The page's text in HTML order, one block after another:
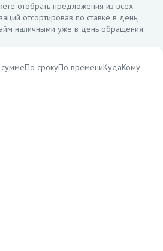
отобрать предложения из всех
отсортировав по ставке в день,
наличными уже в день обращения.
По срокуПо времениКудаКому